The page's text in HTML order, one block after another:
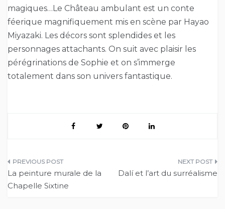
magiques…Le Château ambulant est un conte
féerique magnifiquement mis en scène par Hayao
Miyazaki. Les décors sont splendides et les
personnages attachants. On suit avec plaisir les
pérégrinations de Sophie et on s’immerge
totalement dans son univers fantastique.
Navigation
de
La peinture murale de la
Chapelle Sixtine
Dalí et l’art du surréalisme